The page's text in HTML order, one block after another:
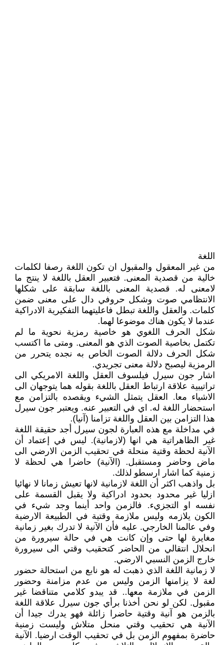
اللغة
من غير المعقول والمقبول ان تكون اللغة رصفا لكلمات
خالية من قصدية المعنى. فتعبير العقل باللغة لا ينتج ما
لامعنى له. قصدية المعنى باللغة سابقة على شكلها
الانتظامي صوت وشكل حروفي دال على معنى ضمن
كلمات. والعقل واللغة تبطل فاعليتهما التفكيرية الادراكية
عندما لا يكون هناك موضوعا لهما.
شكل الحرف اللغوي هو خاصية رمزية نحوية ما لم
تكتمل بخاصية الصوت الذي هو المعنى. ومتى ما اكتسب
شكل الحرف دلالة الصوت الخاص به نجده يتحرر من
الرمزية ليصبح دلالة معنى تجريدي.
اشار جون سيرل فيلسوف العقل واللغة الامريكي الى
تراتيبية علاقة ارتباط العقل باللغة بقوله هما يتوجهان الى
الاشياء معا. العقل يتمثل الشيء ويقصده بالتزامن مع
استحضار اللغة له. اي في التعبير عنه. ويعتبر جون سيرل
هذا التزامن بين العقل واللغة تزامنا (آنيا).
في مداخلة مع هذه العبارة لجون سيرل أجد حقيقة اللغة
غير الظاهراتية هي انها (لازمانية). ليس في إعتماد أن
الآنية لحظة وقتية منحلة في تحقيب الزمن الارضي الى
ماض وحاضر ومستقبل. (الآنية) حاضرا هي لحظة لا
زمنية كما اشار ارسطو لذلك.
بل واذهب اكثر أن اللغة لازمانية لانها تعيش زمانا لا نهائيا
ازليا غير محدود بحدود ادراكية ولا يقبل القسمة على
نفسه او التجزيء. فالزمن واحد أينما وجد شيء في
الكون يلازمه وليس ملازمة وقتية في الطبيعة الارضية
وفي عالمنا الخارجي. عليه فأن الآنية لا تدرك بغير زمانية
مغايرة لها حتى وإن كانت هي في حالة سيرورة من
انحلال انتقالي من الحاضر كتحقيب وقتي الى سيرورة
خارج الزمن النسبي الارضي.
لا زمانية اللغة الذي ذهبت له هو نابع من استحالة حضور
لغة لا يزامنها الزمن وليس من عدم مزامنة وحضور
الزمن في ملازمة معها.. قد يبدو كلامي متناقضا غير
مقبول. لكن لو نحن أخذنا برأي جون سيرل علاقة اللغة
بالزمن هو آنية وقتية حاضرا زائلة فهو يدرك جيدا أن
الآنية هي تحقيب وقتي منحل متلاش وليست زمنية
حاضرة بمفهوم الزمن بل في تحقيب الوقت ارضيا. الآنية